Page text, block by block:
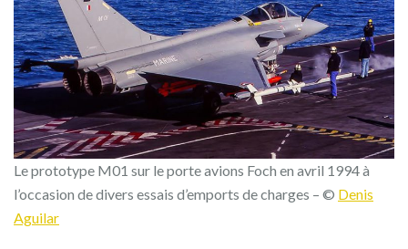
Le prototype M01 sur le porte avions Foch en avril 1994 à
l’occasion de divers essais d’emports de charges – © Denis
Aguilar